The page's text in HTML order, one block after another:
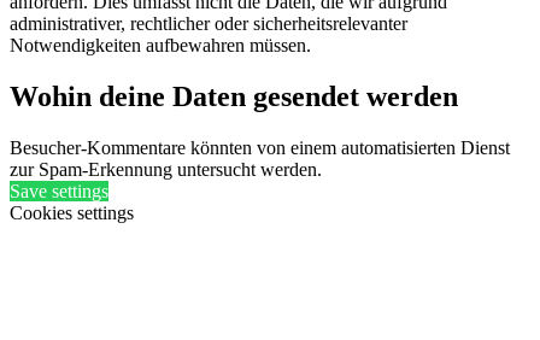
administrativer, rechtlicher oder sicherheitsrelevanter
Notwendigkeiten aufbewahren müssen.
Wohin deine Daten gesendet werden
Besucher-Kommentare könnten von einem automatisierten Dienst
zur Spam-Erkennung untersucht werden.
Save settings
Cookies settings